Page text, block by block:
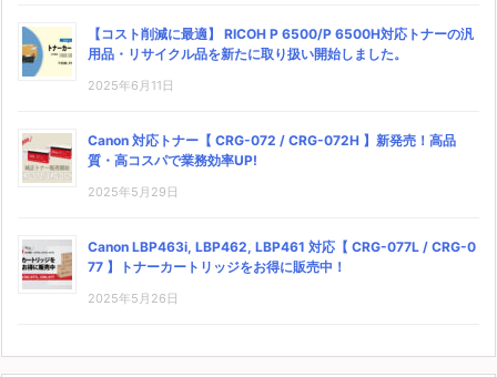
【コスト削減に最適】 RICOH P 6500/P 6500H対応トナーの汎
用品・リサイクル品を新たに取り扱い開始しました。
2025年6月11日
Canon 対応トナー【 CRG-072 / CRG-072H 】新発売！高品
質・高コスパで業務効率UP!
2025年5月29日
Canon LBP463i, LBP462, LBP461 対応【 CRG-077L / CRG-0
77 】トナーカートリッジをお得に販売中！
2025年5月26日